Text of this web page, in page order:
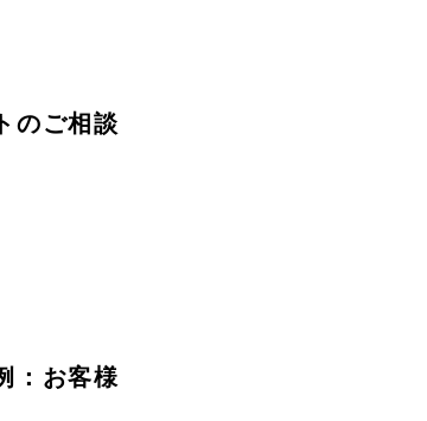
のご相談
：お客様